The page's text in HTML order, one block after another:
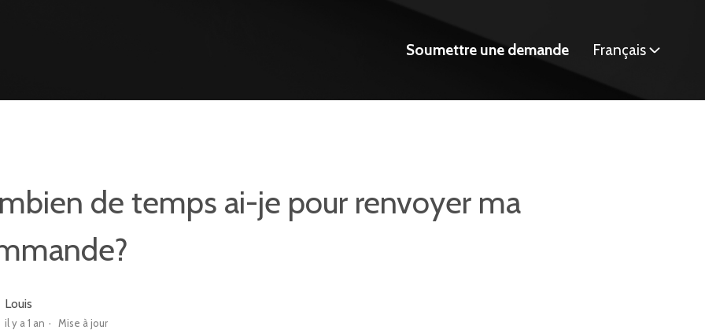
Soumettre une demande Français
de temps ai-je pour renvoyer ma
Louis
il y a 1 an Mise à jour